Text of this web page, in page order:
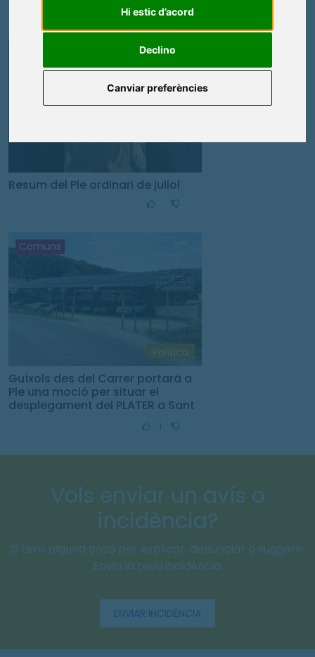
Hi estic d’acord
Declino
Canviar preferències
1
Resum del Ple ordinari de juliol
Comuns
Política
Guíxols des del Carrer portarà a
Ple una moció per situar el
desplegament del PLATER a Sant
Vols enviar un avís o
incidència?
Si tens alguna cosa per explicar, denunciar o suggerir.
Envia la teva incidència.
ENVIAR INCIDÈNCIA